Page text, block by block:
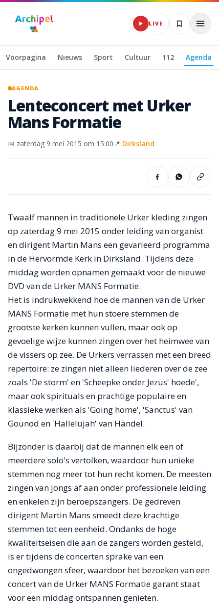
Naar hoofdinhoud
LIVE
Voorpagina Nieuws Sport Cultuur 112 Agenda
AGENDA
Lenteconcert met Urker
Mans Formatie
📅 zaterdag 9 mei 2015 om 15:00📍 Dirksland
Twaalf mannen in traditionele Urker kleding zingen
op zaterdag 9 mei 2015 onder leiding van organist
en dirigent Martin Mans een gevarieerd programma
in de Hervormde Kerk in Dirksland. Tijdens deze
middag worden opnamen gemaakt voor de nieuwe
DVD van de Urker MANS Formatie.
Het is indrukwekkend hoe de mannen van de Urker
MANS Formatie met hun stoere stemmen de
grootste kerken kunnen vullen, maar ook op
gevoelige wijze kunnen zingen over het heimwee van
de vissers op zee. De Urkers verrassen met een breed
repertoire: ze zingen niet alleen liederen over de zee
zoals 'De storm' en 'Scheepke onder Jezus' hoede',
maar ook spirituals en prachtige populaire en
klassieke werken als 'Going home', 'Sanctus' van
Gounod en 'Hallelujah' van Händel.
Bijzonder is daarbij dat de mannen elk een of
meerdere solo's vertolken, waardoor hun unieke
stemmen nog meer tot hun recht komen. De meesten
zingen van jongs af aan onder professionele leiding
en enkelen zijn beroepszangers. De gedreven
dirigent Martin Mans smeedt deze krachtige
stemmen tot een eenheid. Ondanks de hoge
kwaliteitseisen die aan de zangers worden gesteld,
is er tijdens de concerten sprake van een
ongedwongen sfeer, waardoor het bezoeken van een
concert van de Urker MANS Formatie garant staat
voor een middag ontspannen genieten.